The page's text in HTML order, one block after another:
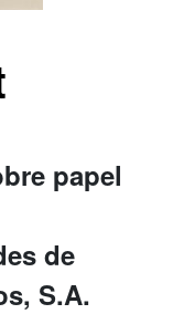
papel
de
S.A.